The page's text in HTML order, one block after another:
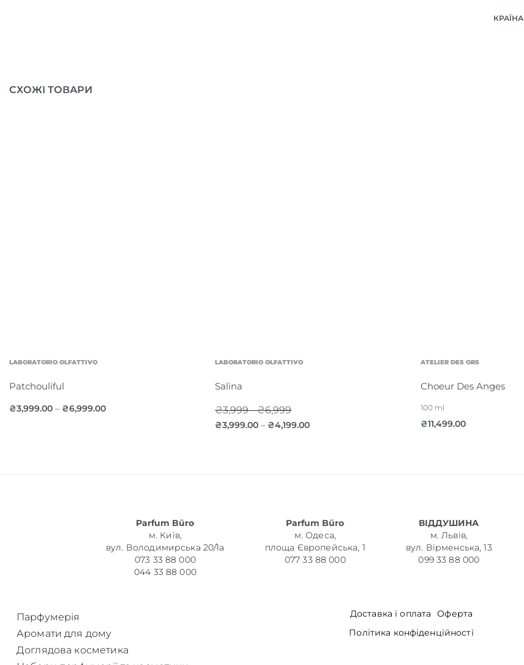
КРАЇНА
СХОЖІ ТОВАРИ
LABORATORIO OLFATTIVO
Patchouliful
₴3,999.00 – ₴6,999.00
LABORATORIO OLFATTIVO
Salina
₴3,999 - ₴6,999
₴3,999.00 – ₴4,199.00
ATELIER DES ORS
Choeur Des Anges
100 ml
₴11,499.00
Parfum Büro
м. Київ,
вул. Володимирська 20/1а
073 33 88 000
044 33 88 000
Parfum Büro
м. Одеса,
площа Європейська, 1
077 33 88 000
ВІДДУШИНА
м. Львів,
вул. Вірменська, 13
099 33 88 000
Парфумерія
Аромати для дому
Доглядова косметика
Доставка і оплата
Оферта
Політика конфіденційності